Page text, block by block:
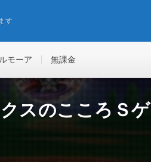
す
モーア 無課金
スのこころＳゲ